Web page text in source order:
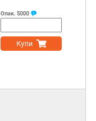
Опак. 5000
Купи